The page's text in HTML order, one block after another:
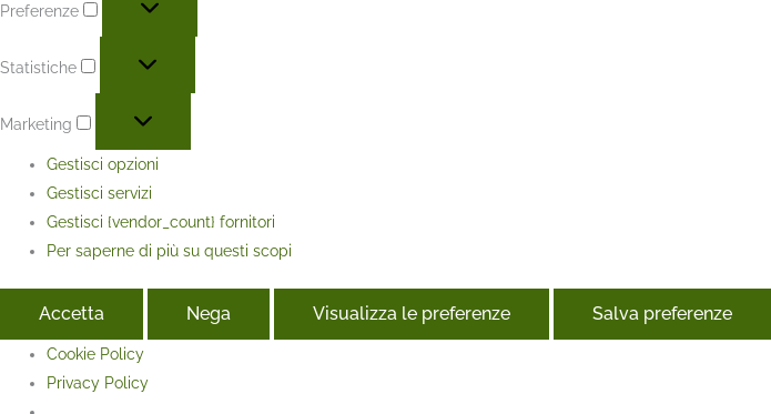
Preferenze
Statistiche
Marketing
Gestisci opzioni
Gestisci servizi
Gestisci {vendor_count} fornitori
Per saperne di più su questi scopi
Accetta Nega Visualizza le preferenze Salva preferenze
Cookie Policy
Privacy Policy